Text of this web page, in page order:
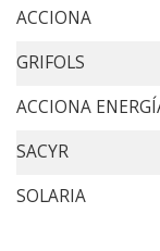
ACCIONA
GRIFOLS
ACCIONA
SACYR
SOLARIA